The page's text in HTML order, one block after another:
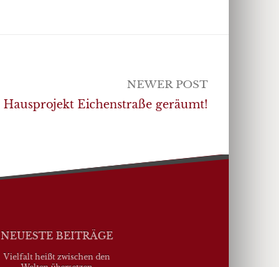
NEWER POST
Hausprojekt Eichenstraße geräumt!
NEUESTE BEITRÄGE
Vielfalt heißt zwischen den